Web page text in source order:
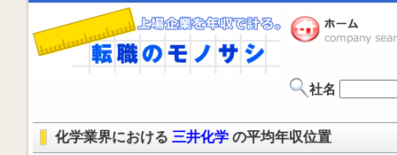
社名
化学業界における 三井化学 の平均年収位置